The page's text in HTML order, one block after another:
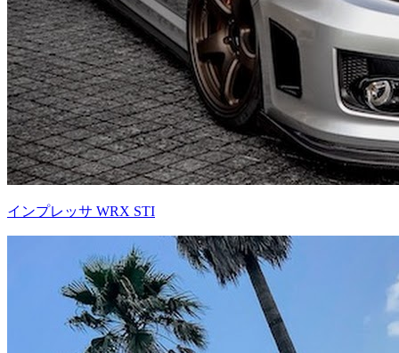
インプレッサ WRX STI